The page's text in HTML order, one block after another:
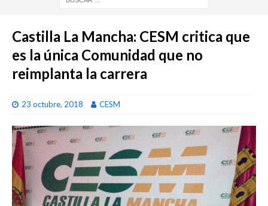
Castilla La Mancha: CESM critica que
es la única Comunidad que no
reimplanta la carrera
23 octubre, 2018 CESM